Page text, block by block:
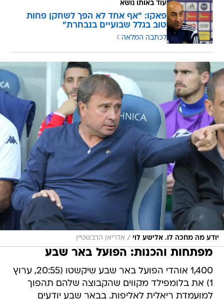
עוד באותו נושא
פאקו: "אף אחד לא הפך לשחקן פחות
טוב בגלל שבועיים בנבחרת"
לכתבה המלאה
יודע מה מחכה לו. אלישע לוי / אדריאן הרבשטיין
מפתחות והכנות: הפועל באר שבע
1,400 אוהדי הפועל באר שבע שיקשטו (20:55, ערוץ
1) את בלומפילד מקווים שהקבוצה שלהם תהפוך
למועמדת ריאלית לאליפות. בבאר שבע יודעים